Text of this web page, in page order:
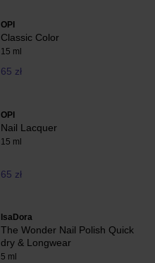
OPI
Classic Color
15 ml
65 zł
OPI
Nail Lacquer
15 ml
65 zł
IsaDora
The Wonder Nail Polish Quick
dry & Longwear
5 ml